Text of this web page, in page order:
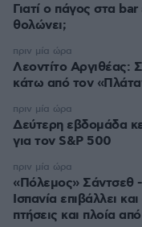
Γιατί ο πάγος στα
θολώνει;
Λεοντίτο Αργιθέας:
κάτω από τον
πριν μία ώρα
Δεύτερη εβδομάδα
για τον S&P 500
πριν μία ώρα
«Πόλεμος» Σάντσεθ
Ισπανία επιβάλλει
πτήσεις και πλοία από
πριν μία ώρα